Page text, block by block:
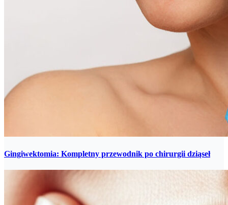
Gingiwektomia: Kompletny przewodnik po chirurgii dziąseł